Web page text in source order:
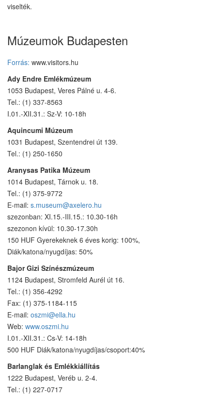
viselték.
Múzeumok Budapesten
Forrás: www.visitors.hu
Ady Endre Emlékmúzeum
1053 Budapest, Veres Pálné u. 4-6.
Tel.: (1) 337-8563
I.01.-XII.31.: Sz-V: 10-18h
Aquincumi Múzeum
1031 Budapest, Szentendrei út 139.
Tel.: (1) 250-1650
Aranysas Patika Múzeum
1014 Budapest, Tárnok u. 18.
Tel.: (1) 375-9772
E-mail: s.museum@axelero.hu
szezonban: XI.15.-III.15.: 10.30-16h
szezonon kívül: 10.30-17.30h
150 HUF Gyerekeknek 6 éves korig: 100%,
Diák/katona/nyugdíjas: 50%
Bajor Gizi Színészmúzeum
1124 Budapest, Stromfeld Aurél út 16.
Tel.: (1) 356-4292
Fax: (1) 375-1184-115
E-mail: oszmi@ella.hu
Web: www.oszmi.hu
I.01.-XII.31.: Cs-V: 14-18h
500 HUF Diák/katona/nyugdíjas/csoport:40%
Barlanglak és Emlékkiállítás
1222 Budapest, Veréb u. 2-4.
Tel.: (1) 227-0717